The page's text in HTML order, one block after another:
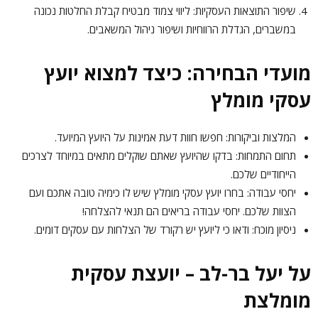
שיפור התוצאות העסקיות: ליווי צמוד מבטיח קבלת החלטות נכונה
במשברים, הגדלת הרווחיות ושיפור ניהול המשאבים.
מועדי הבחירה: כיצד למצוא יועץ
עסקי מומלץ
המלצות וביקורות: חפשו חוות דעת אמינות על היועץ המיועד.
תחום התמחות: בדקו שהיועץ שאתם שוקלים מתאים במיוחד לצרכים
הייחודיים שלכם.
יחסי עבודה: בחרו יועץ עסקי מומלץ שיש לו כימיה טובה אתכם ועם
הצוות שלכם. יחסי עבודה בריאים הם תנאי להצלחה!
ניסיון מוכח: ודאו כי ליועץ יש רקורד של הצלחות עם עסקים דומים.
על יעל בר-לב – יועצת עסקית
מומלצת